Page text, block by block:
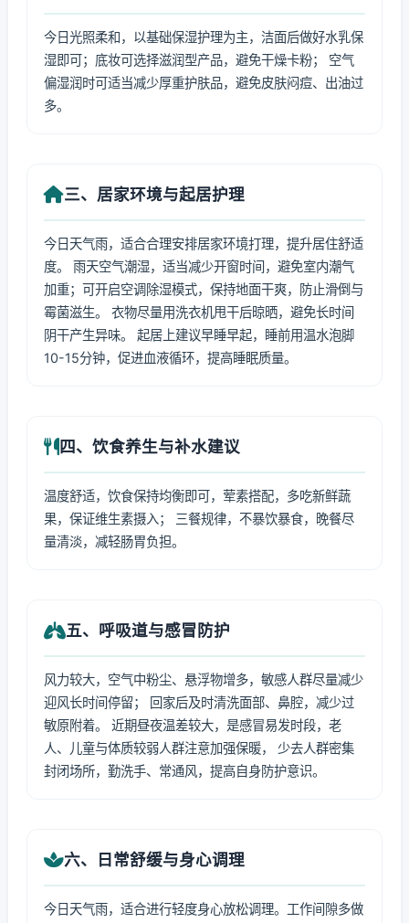
今日光照柔和，以基础保湿护理为主，洁面后做好水乳保
湿即可；底妆可选择滋润型产品，避免干燥卡粉； 空气
偏湿润时可适当减少厚重护肤品，避免皮肤闷痘、出油过
多。
三、居家环境与起居护理
今日天气雨，适合合理安排居家环境打理，提升居住舒适
度。 雨天空气潮湿，适当减少开窗时间，避免室内潮气
加重；可开启空调除湿模式，保持地面干爽，防止滑倒与
霉菌滋生。 衣物尽量用洗衣机甩干后晾晒，避免长时间
阴干产生异味。 起居上建议早睡早起，睡前用温水泡脚
10-15分钟，促进血液循环，提高睡眠质量。
四、饮食养生与补水建议
温度舒适，饮食保持均衡即可，荤素搭配，多吃新鲜蔬
果，保证维生素摄入； 三餐规律，不暴饮暴食，晚餐尽
量清淡，减轻肠胃负担。
五、呼吸道与感冒防护
风力较大，空气中粉尘、悬浮物增多，敏感人群尽量减少
迎风长时间停留； 回家后及时清洗面部、鼻腔，减少过
敏原附着。 近期昼夜温差较大，是感冒易发时段，老
人、儿童与体质较弱人群注意加强保暖， 少去人群密集
封闭场所，勤洗手、常通风，提高自身防护意识。
六、日常舒缓与身心调理
今日天气雨，适合进行轻度身心放松调理。工作间隙多做